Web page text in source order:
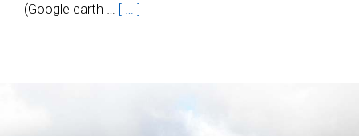
(Google earth … [ … ]